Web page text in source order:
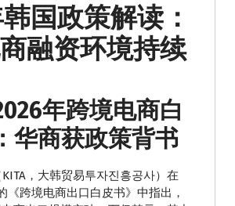
国政策解读：
融资环境持续
年跨境电商白
华商获政策背书
，大韩贸易투자진흥공사）在
《跨境电商出口白皮书》中指出，